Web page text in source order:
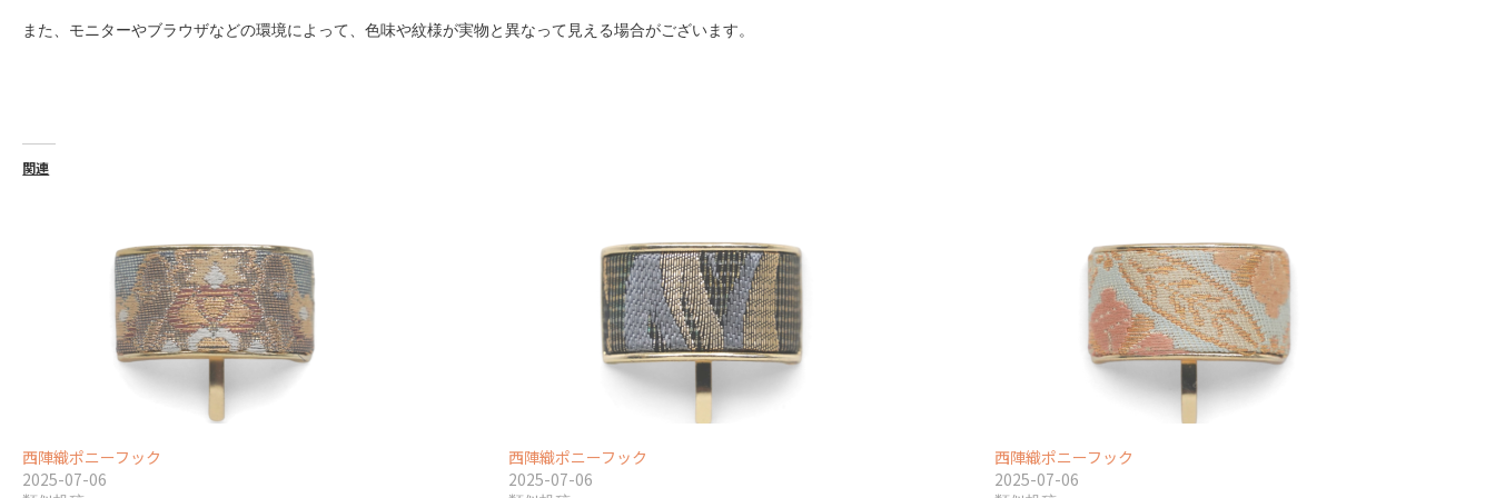
また、モニターやブラウザなどの環境によって、色味や紋様が実物と異なって見える場合がございます。
関連
西陣織ポニーフック
2025-07-06
西陣織ポニーフック
2025-07-06
西陣織ポニーフック
2025-07-06